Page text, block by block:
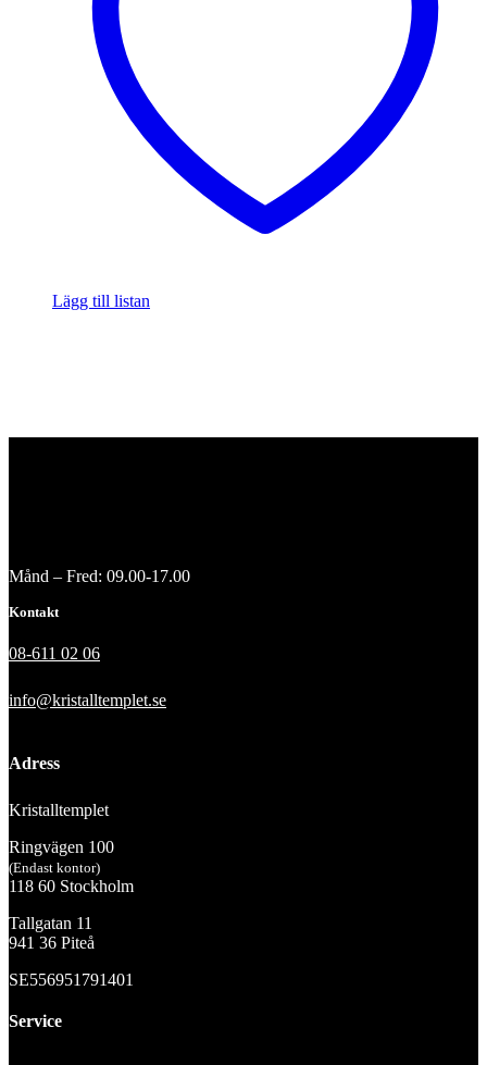
Lägg till listan
Månd – Fred: 09.00-17.00
Kontakt
08-611 02 06
info@kristalltemplet.se
Adress
Kristalltemplet
Ringvägen 100
(Endast kontor)
118 60 Stockholm
Tallgatan 11
941 36 Piteå
SE556951791401
Service